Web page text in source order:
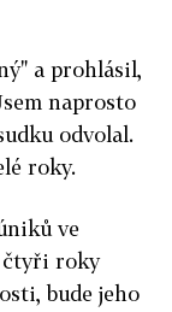
a prohlásil,
naprosto
odvolal.
roky.
ve
čtyři roky
bude jeho